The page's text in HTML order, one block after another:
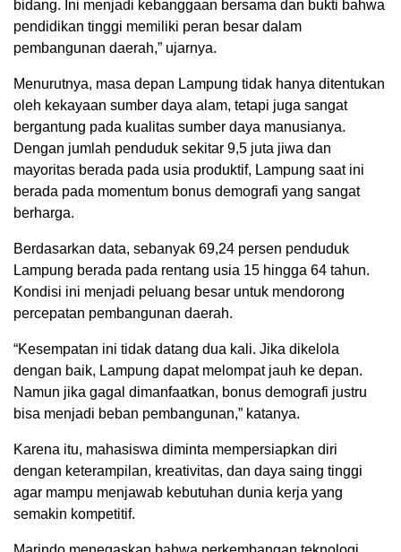
bidang. Ini menjadi kebanggaan bersama dan bukti bahwa
pendidikan tinggi memiliki peran besar dalam
pembangunan daerah,” ujarnya.
Menurutnya, masa depan Lampung tidak hanya ditentukan
oleh kekayaan sumber daya alam, tetapi juga sangat
bergantung pada kualitas sumber daya manusianya.
Dengan jumlah penduduk sekitar 9,5 juta jiwa dan
mayoritas berada pada usia produktif, Lampung saat ini
berada pada momentum bonus demografi yang sangat
berharga.
Berdasarkan data, sebanyak 69,24 persen penduduk
Lampung berada pada rentang usia 15 hingga 64 tahun.
Kondisi ini menjadi peluang besar untuk mendorong
percepatan pembangunan daerah.
“Kesempatan ini tidak datang dua kali. Jika dikelola
dengan baik, Lampung dapat melompat jauh ke depan.
Namun jika gagal dimanfaatkan, bonus demografi justru
bisa menjadi beban pembangunan,” katanya.
Karena itu, mahasiswa diminta mempersiapkan diri
dengan keterampilan, kreativitas, dan daya saing tinggi
agar mampu menjawab kebutuhan dunia kerja yang
semakin kompetitif.